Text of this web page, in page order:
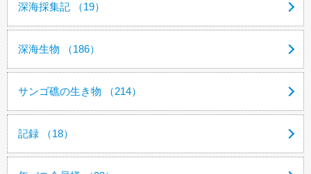
深海採集記 （19）
深海生物 （186）
サンゴ礁の生き物 （214）
記録 （18）